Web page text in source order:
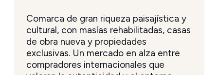
Comarca de gran riqueza paisajística y
cultural, con masías rehabilitadas, casas
de obra nueva y propiedades
exclusivas. Un mercado en alza entre
compradores internacionales que